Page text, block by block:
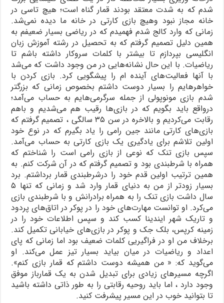
شدم که به شدت معتقد بودند قمار گناه است؛ هیچ تاسی در
خانه مجاز نبود وهیچ بازی کارتی در خانه ما دیده نمی‌شد.
زمانی که وارد کالج شدم فهمیدم که در ریاضی بسیار ضعیفم به
همین دلیل تصمیم گرفتم که به تحصیل در رشته آموزش زبان
انگلیسی بپردازم تا بیشتر با کلمات سروکار داشته باشم تا
ریاضیات. با این حال نشانه‌هایی در من وجود داشت که می‌شد
با آنها فعالیت‌های آینده ‌ام را پیشگویی کرد. بازی کردن با
خواهرهایم را بسیار دوست داشتم بخصوص زمانی که بزرگتر
شدم بازی مونوپولی از جمله سرگرمی‌هایم به حساب می‌آمد؛
درواقع باید بگویم که در بازی‌ها رقیب هم می‌شدیم و باهم
رقابت می‌کردیم و بالاخره در سن ۳۵ سالگی ، تصمیم گرفتم که
بازی‌های کارتی مانند جین رامی را یاد بگیرم که در نوع خود
اولین تلاشم برای یادگیری یک بازی کارتی به حساب می‌آمد.
سپس بازی تنک که نوعی از بازی رامی است را شناختم که
همراه با شرطبندی بود و تصمیم گرفتم که در آن شرکت کنم. به
همین ترتیب اولین قدم خود را درشرطبندی قمار برداشتم. برد
بسیار زودتر از من به دنیای قمار وارد شد و زمانی که تنها ۵
سال داشت بازی تنک را به همراه برادرانش و با شرطبندی بازی
می‌کرد. او توانست مهارت‌های خود را در پوکر در اتاق‌های پردود
و تاریک شهر ایندینا کسب کند و سپس اطلاعات خود را در
زمینه کرپس، بلک جک و پوکر در بازی‌های خیابانی تکمیل کند.
برخلاف من او در فراگیریی کلمات ضعیف بود اما زمانی که پای
اعداد و ریاضیات در میان بیاید بسیار تیز عمل می‌کند. او
می‌گوید که: « من همیشه دوست داشتم که قمار بازی کنم».
اگرچه مسیرهای زیادی برای تبدیل شدن به یک قمارباز موفق
وجود دارد ، اما باید روحیه رقابتی را به طور ذاتی داشته باشید
تا بتوانید خوب در این مسیر پیشرفت کنید.